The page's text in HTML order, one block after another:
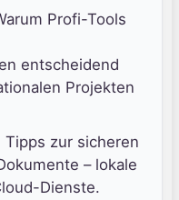
Profi-Tools
entscheidend
Projekten
Tipps zur sicheren
– lokale
Dienste.